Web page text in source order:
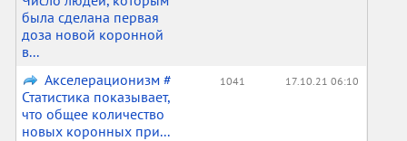
была сделана первая
доза новой коронной
в...
Акселерационизм #
Статистика показывает,
что общее количество
новых коронных при...
1041 17.10.21 06:10